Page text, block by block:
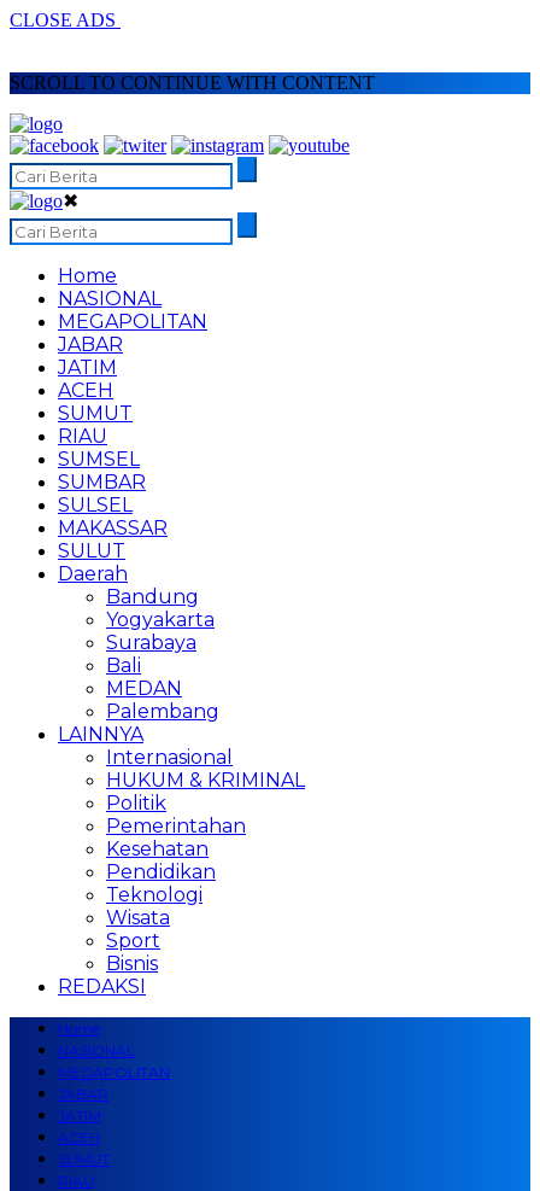
CLOSE ADS
SCROLL TO CONTINUE WITH CONTENT
✖
Home
NASIONAL
MEGAPOLITAN
JABAR
JATIM
ACEH
SUMUT
RIAU
SUMSEL
SUMBAR
SULSEL
MAKASSAR
SULUT
Daerah
Bandung
Yogyakarta
Surabaya
Bali
MEDAN
Palembang
LAINNYA
Internasional
HUKUM & KRIMINAL
Politik
Pemerintahan
Kesehatan
Pendidikan
Teknologi
Wisata
Sport
Bisnis
REDAKSI
Home
NASIONAL
MEGAPOLITAN
JABAR
JATIM
ACEH
SUMUT
RIAU